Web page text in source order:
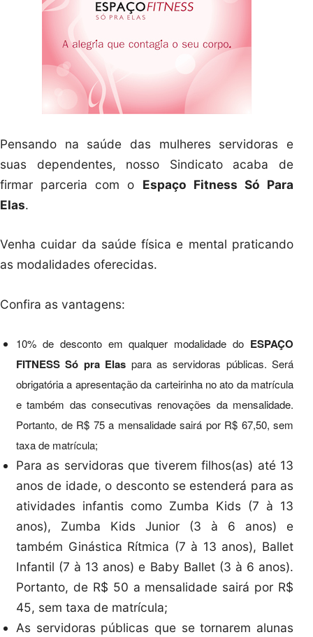
Pensando na saúde das mulheres servidoras e
suas dependentes, nosso Sindicato acaba de
firmar parceria com o Espaço Fitness Só Para
Elas.
Venha cuidar da saúde física e mental praticando
as modalidades oferecidas.
Confira as vantagens:
10% de desconto em qualquer modalidade do ESPAÇO
FITNESS Só pra Elas para as servidoras públicas. Será
obrigatória a apresentação da carteirinha no ato da matrícula
e também das consecutivas renovações da mensalidade.
Portanto, de R$ 75 a mensalidade sairá por R$ 67,50, sem
taxa de matrícula;
Para as servidoras que tiverem filhos(as) até 13
anos de idade, o desconto se estenderá para as
atividades infantis como Zumba Kids (7 à 13
anos), Zumba Kids Junior (3 à 6 anos) e
também Ginástica Rítmica (7 à 13 anos), Ballet
Infantil (7 à 13 anos) e Baby Ballet (3 à 6 anos).
Portanto, de R$ 50 a mensalidade sairá por R$
45, sem taxa de matrícula;
As servidoras públicas que se tornarem alunas